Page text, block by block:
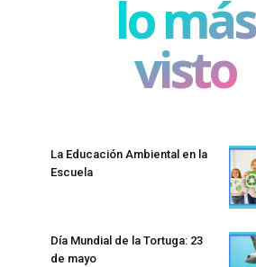
lo más
visto
La Educación Ambiental en la
Escuela
Día Mundial de la Tortuga: 23
de mayo